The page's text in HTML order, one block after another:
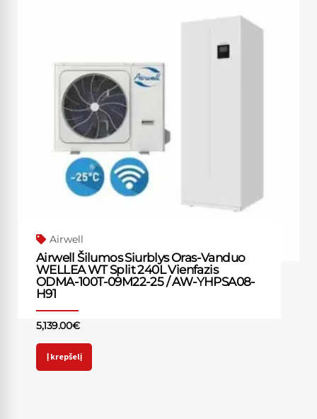
Airwell
Airwell Šilumos Siurblys Oras-Vanduo
WELLEA WT Split 240L Vienfazis
ODMA-100T-09M22-25 / AW-YHPSA08-
H91
5,139.00€
Į krepšelį